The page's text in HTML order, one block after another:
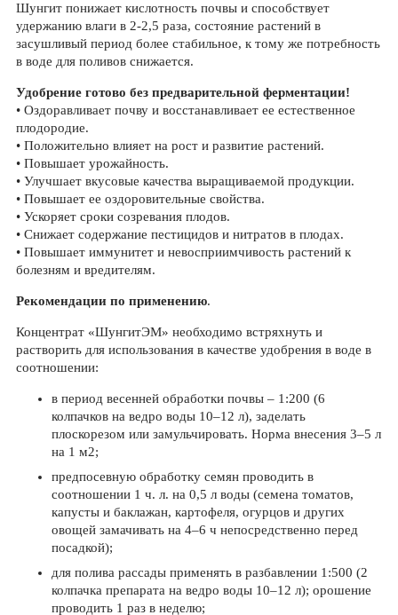
Шунгит понижает кислотность почвы и способствует
удержанию влаги в 2-2,5 раза, состояние растений в
засушливый период более стабильное, к тому же потребность
в воде для поливов снижается.
Удобрение готово без предварительной ферментации!
• Оздоравливает почву и восстанавливает ее естественное
плодородие.
• Положительно влияет на рост и развитие растений.
• Повышает урожайность.
• Улучшает вкусовые качества выращиваемой продукции.
• Повышает ее оздоровительные свойства.
• Ускоряет сроки созревания плодов.
• Снижает содержание пестицидов и нитратов в плодах.
• Повышает иммунитет и невосприимчивость растений к
болезням и вредителям.
Рекомендации по применению.
Концентрат «ШунгитЭМ» необходимо встряхнуть и
растворить для использования в качестве удобрения в воде в
соотношении:
в период весенней обработки почвы – 1:200 (6
колпачков на ведро воды 10–12 л), заделать
плоскорезом или замульчировать. Норма внесения 3–5 л
на 1 м2;
предпосевную обработку семян проводить в
соотношении 1 ч. л. на 0,5 л воды (семена томатов,
капусты и баклажан, картофеля, огурцов и других
овощей замачивать на 4–6 ч непосредственно перед
посадкой);
для полива рассады применять в разбавлении 1:500 (2
колпачка препарата на ведро воды 10–12 л); орошение
проводить 1 раз в неделю;